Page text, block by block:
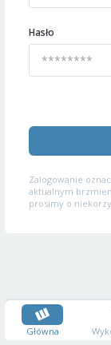
Hasło
Zalogowanie
aktualnym
prosimy o
Główna